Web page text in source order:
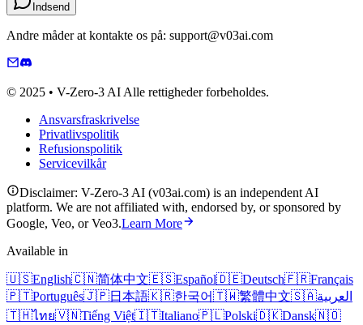
Indsend
Andre måder at kontakte os på: support@v03ai.com
© 2025 • V-Zero-3 AI Alle rettigheder forbeholdes.
Ansvarsfraskrivelse
Privatlivspolitik
Refusionspolitik
Servicevilkår
Disclaimer: V-Zero-3 AI (v03ai.com) is an independent AI
platform. We are not affiliated with, endorsed by, or sponsored by
Google, Veo, or Veo3.Learn More
Available in
🇺🇸English🇨🇳简体中文🇪🇸Español🇩🇪Deutsch🇫🇷Français
🇵🇹Português🇯🇵日本語🇰🇷한국어🇹🇼繁體中文🇸🇦العربية
🇹🇭ไทย🇻🇳Tiếng Việt🇮🇹Italiano🇵🇱Polski🇩🇰Dansk🇳🇴